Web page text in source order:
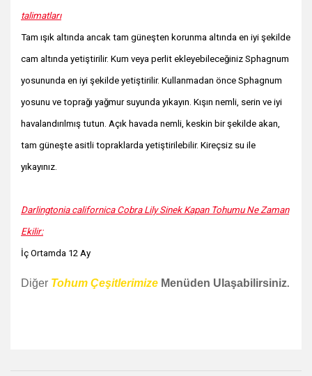
talimatları
Tam ışık altında ancak tam güneşten korunma altında en iyi şekilde
cam altında yetiştirilir. Kum veya perlit ekleyebileceğiniz Sphagnum
yosununda en iyi şekilde yetiştirilir. Kullanmadan önce Sphagnum
yosunu ve toprağı yağmur suyunda yıkayın. Kışın nemli, serin ve iyi
havalandırılmış tutun. Açık havada nemli, keskin bir şekilde akan,
tam güneşte asitli topraklarda yetiştirilebilir. Kireçsiz su ile
yıkayınız.
Darlingtonia californica Cobra Lily Sinek Kapan Tohumu Ne Zaman
Ekilir:
İç Ortamda 12 Ay
Diğer Tohum Çeşitlerimize Menüden Ulaşabilirsiniz.